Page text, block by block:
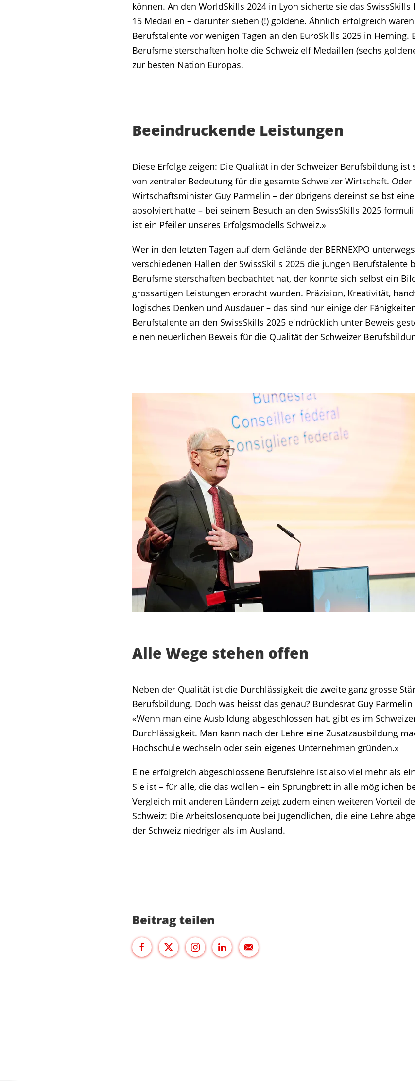
können. An den WorldSkills 2024 in Lyon sicherte sie das
15 Medaillen – darunter sieben (!) goldene. Ähnlich erfolgreich
Berufstalente vor wenigen Tagen an den EuroSkills 2025 in Herning.
Berufsmeisterschaften holte die Schweiz elf Medaillen (sechs
zur besten Nation Europas.
Beeindruckende Leistungen
Diese Erfolge zeigen: Die Qualität in der Schweizer Berufsbildung ist
von zentraler Bedeutung für die gesamte Schweizer Wirtschaft.
Wirtschaftsminister Guy Parmelin – der übrigens dereinst selbst
absolviert hatte – bei seinem Besuch an den SwissSkills 2025
ist ein Pfeiler unseres Erfolgsmodells Schweiz.»
Wer in den letzten Tagen auf dem Gelände der BERNEXPO
verschiedenen Hallen der SwissSkills 2025 die jungen Berufstalente
Berufsmeisterschaften beobachtet hat, der konnte sich selbst ein
grossartigen Leistungen erbracht wurden. Präzision, Kreativität,
logisches Denken und Ausdauer – das sind nur einige der
Berufstalente an den SwissSkills 2025 eindrücklich unter Beweis
einen neuerlichen Beweis für die Qualität der Schweizer
Alle Wege stehen offen
Neben der Qualität ist die Durchlässigkeit die zweite ganz grosse
Berufsbildung. Doch was heisst das genau? Bundesrat Guy
«Wenn man eine Ausbildung abgeschlossen hat, gibt es im
Durchlässigkeit. Man kann nach der Lehre eine Zusatzausbildung
Hochschule wechseln oder sein eigenes Unternehmen gründen.»
Eine erfolgreich abgeschlossene Berufslehre ist also viel mehr als
Sie ist – für alle, die das wollen – ein Sprungbrett in alle möglichen
Vergleich mit anderen Ländern zeigt zudem einen weiteren Vorteil
Schweiz: Die Arbeitslosenquote bei Jugendlichen, die eine Lehre
der Schweiz niedriger als im Ausland.
Beitrag teilen